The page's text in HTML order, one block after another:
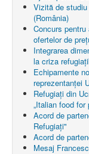
Vizită de
(România)
Concurs
ofertelor de
Integrarea
la criza
Echipamente
reprezentanței
Refugiați din
„Italian food for
Acord de
Refugiaţi"
Acord de
Mesaj